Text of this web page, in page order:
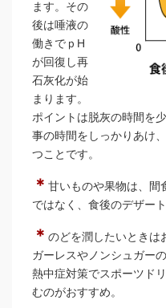
ます。その
後は唾液の
働きでｐH
が回復し再
石灰化が始
まります。
ポイントは脱灰の時間を
事の時間をしっかりあけ
つことです。
＊ 甘いものや果物は、間
ではなく、食後のデザー
＊ のどを潤したいときは
ガーレスやノンシュガーの
熱中症対策でスポーツド
むのがおすすめ。